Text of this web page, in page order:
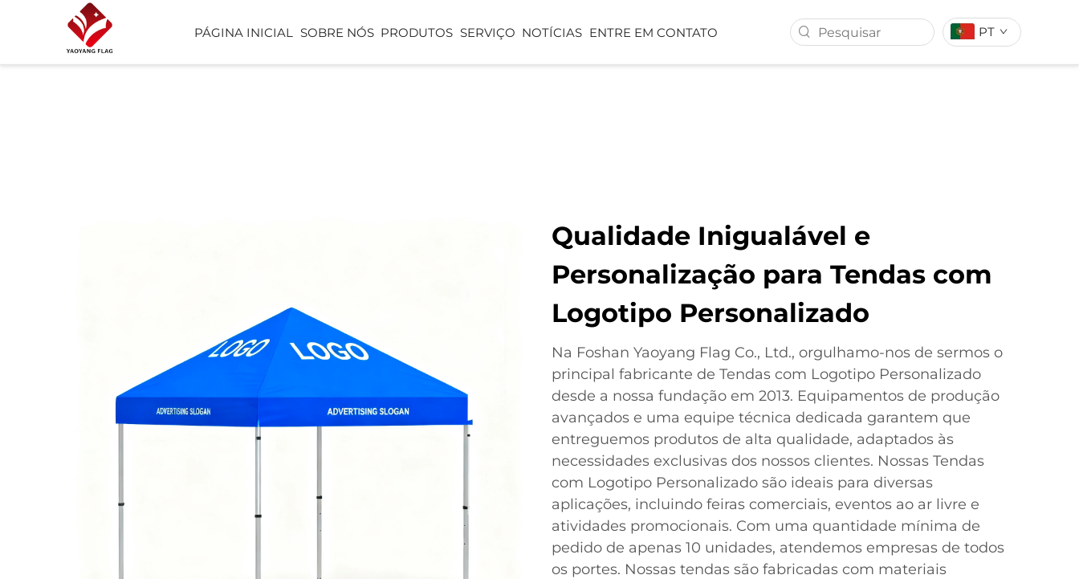
PÁGINA INICIAL SOBRE NÓS PRODUTOS
TENDA
SERVIÇO NOTÍCIAS ENTRE EM CONTATO PT
Qualidade Inigualável e
Personalização para Tendas com
Logotipo Personalizado
Na Foshan Yaoyang Flag Co., Ltd., orgulhamo-nos de sermos o
principal fabricante de Tendas com Logotipo Personalizado
desde a nossa fundação em 2013. Equipamentos de produção
avançados e uma equipe técnica dedicada garantem que
entreguemos produtos de alta qualidade, adaptados às
necessidades exclusivas dos nossos clientes. Nossas Tendas
com Logotipo Personalizado são ideais para diversas
aplicações, incluindo feiras comerciais, eventos ao ar livre e
atividades promocionais. Com uma quantidade mínima de
pedido de apenas 10 unidades, atendemos empresas de todos
os portes. Nossas tendas são fabricadas com materiais